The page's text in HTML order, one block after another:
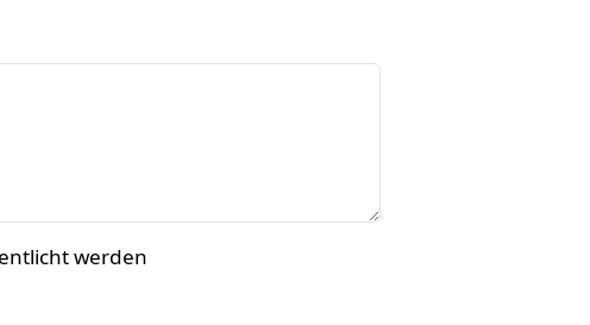
werden